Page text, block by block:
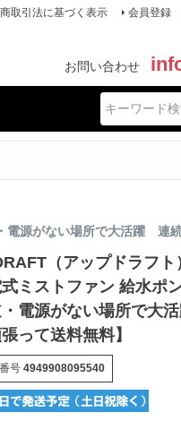
取引法に基づく表示 会員登録
お問い合わせ
電源がない場所で大活躍 連
（アップドラフト
ミストファン 給水ポ
電源がない場所で大活
張って送料無料】
号 4949908095540